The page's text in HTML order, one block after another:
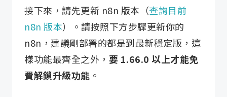
接下來，請先更新 n8n 版本（查詢目前
n8n 版本）。請按照下方步驟更新你的
n8n，建議剛部署的都是到最新穩定版，這
樣功能最齊全之外， 要 1.66.0 以上才能免
費解鎖升級功能 。